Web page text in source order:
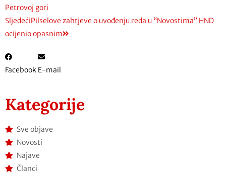
Petrovoj gori
SljedećiPilselove zahtjeve o uvođenju reda u “Novostima” HND
ocijenio opasnim
Facebook E-mail
Kategorije
Sve objave
Novosti
Najave
Članci